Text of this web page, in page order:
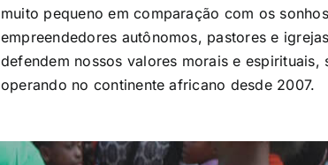
muito pequeno em comparação com os
empreendedores autônomos, pastores e
defendem nossos valores morais e
operando no continente africano desde 2007.